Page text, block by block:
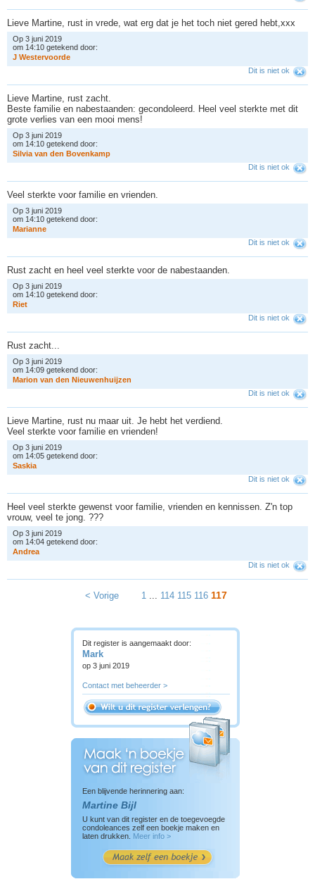
Lieve Martine, rust in vrede, wat erg dat je het toch niet gered hebt,xxx
Op 3 juni 2019
om 14:10 getekend door:
J Westervoorde
Dit is niet ok
Lieve Martine, rust zacht.
Beste familie en nabestaanden: gecondoleerd. Heel veel sterkte met dit
grote verlies van een mooi mens!
Op 3 juni 2019
om 14:10 getekend door:
Silvia van den Bovenkamp
Dit is niet ok
Veel sterkte voor familie en vrienden.
Op 3 juni 2019
om 14:10 getekend door:
Marianne
Dit is niet ok
Rust zacht en heel veel sterkte voor de nabestaanden.
Op 3 juni 2019
om 14:10 getekend door:
Riet
Dit is niet ok
Rust zacht...
Op 3 juni 2019
om 14:09 getekend door:
Marion van den Nieuwenhuijzen
Dit is niet ok
Lieve Martine, rust nu maar uit. Je hebt het verdiend.
Veel sterkte voor familie en vrienden!
Op 3 juni 2019
om 14:05 getekend door:
Saskia
Dit is niet ok
Heel veel sterkte gewenst voor familie, vrienden en kennissen. Z'n top
vrouw, veel te jong. ???
Op 3 juni 2019
om 14:04 getekend door:
Andrea
Dit is niet ok
< Vorige 1 114 115 116 117
Dit register is aangemaakt door:
Mark
op 3 juni 2019
Contact met beheerder >
Een blijvende herinnering aan:
Martine Bijl
U kunt van dit register en de toegevoegde
condoleances zelf een boekje maken en
laten drukken. Meer info >